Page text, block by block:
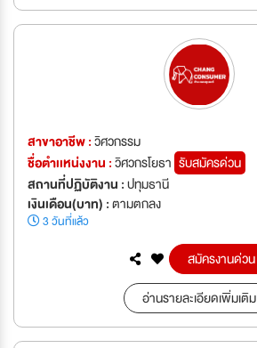
สาขาอาชีพ :วิศวกรรม
ชื่อตำเเหน่งงาน :วิศวกรโยธา รับสมัครด่วน
สถานที่ปฏิบัติงาน :ปทุมธานี
เงินเดือน(บาท) :ตามตกลง
3 วันที่แล้ว
สมัครงานด่วน
อ่านรายละเอียดเพิ่มเติม